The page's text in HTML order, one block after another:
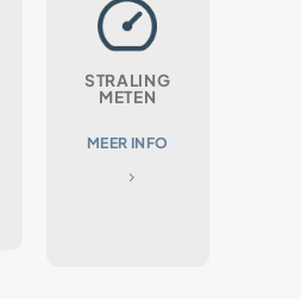
STRALING
METEN
MEER INFO